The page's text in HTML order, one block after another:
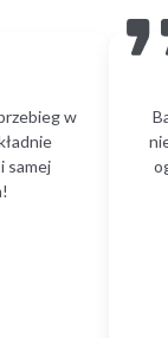
w
samej